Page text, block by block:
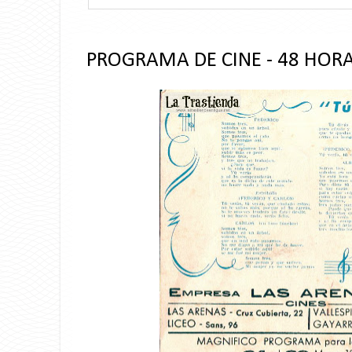
PROGRAMA DE CINE - 48